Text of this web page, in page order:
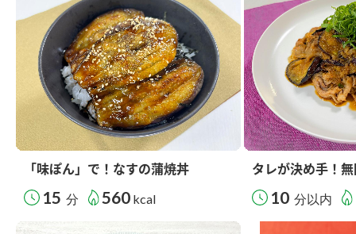
「味ぽん」で！なすの蒲焼丼
15 分 560 kcal
タレが決め手！
10 分以内